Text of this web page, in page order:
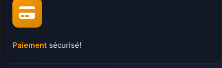
Paiement sécurisé!